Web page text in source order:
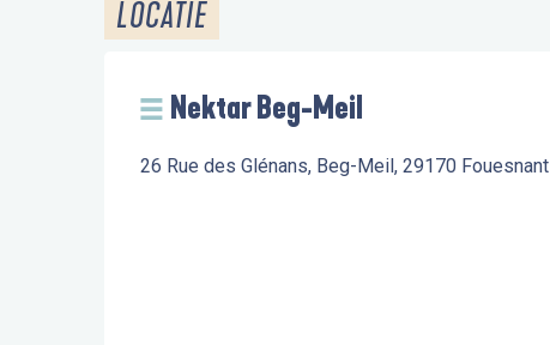
LOCATIE
Nektar Beg-Meil
26 Rue des Glénans, Beg-Meil, 29170 Fouesnant